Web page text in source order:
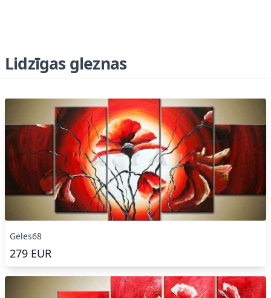
Lidzīgas gleznas
Gėlės68
279 EUR